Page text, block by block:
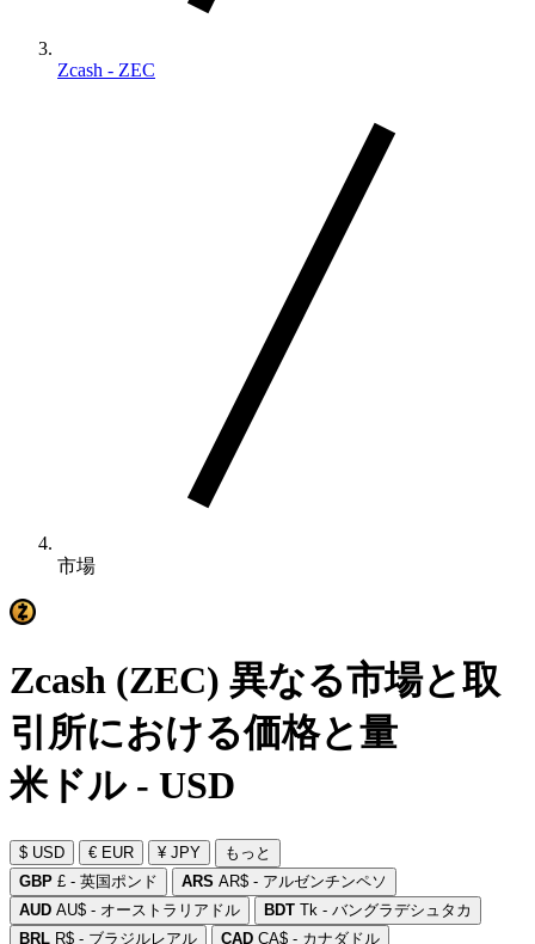
Zcash - ZEC
市場
Zcash (ZEC) 異なる市場と取
引所における価格と量
米ドル - USD
$ USD € EUR ¥ JPY
もっと
GBP £ - 英国ポンド ARS AR$ - アルゼンチンペソ
AUD AU$ - オーストラリアドル BDT Tk - バングラデシュタカ
BRL R$ - ブラジルレアル CAD CA$ - カナダドル